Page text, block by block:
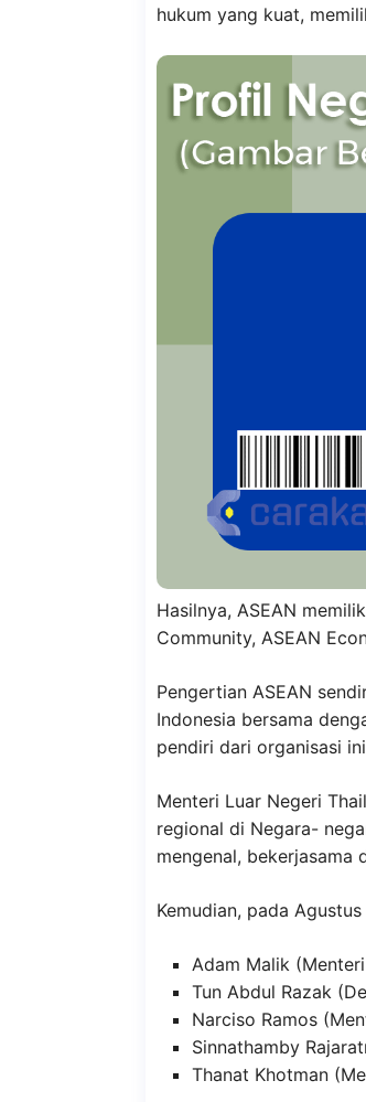
hukum yang kuat,
Hasilnya, ASEAN
Community, ASEAN
Pengertian ASEAN
Indonesia bersama
pendiri dari organisasi
Menteri Luar Negeri
regional di Negara-
mengenal, bekerjasama
Kemudian, pada
Adam Malik
Tun Abdul Razak
Narciso Ramos
Sinnathamby
Thanat Khotman